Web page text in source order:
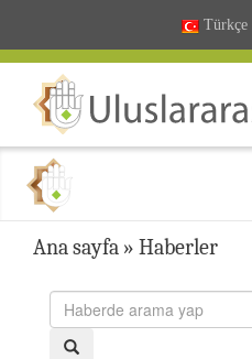
Türkçe
Ana sayfa » Haberler